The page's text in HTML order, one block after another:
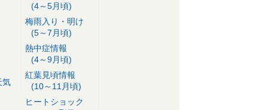
気
(4～5月頃)
梅雨入り・明け
(5～7月頃)
熱中症情報
(4～9月頃)
紅葉見頃情報
(10～11月頃)
ヒートショック